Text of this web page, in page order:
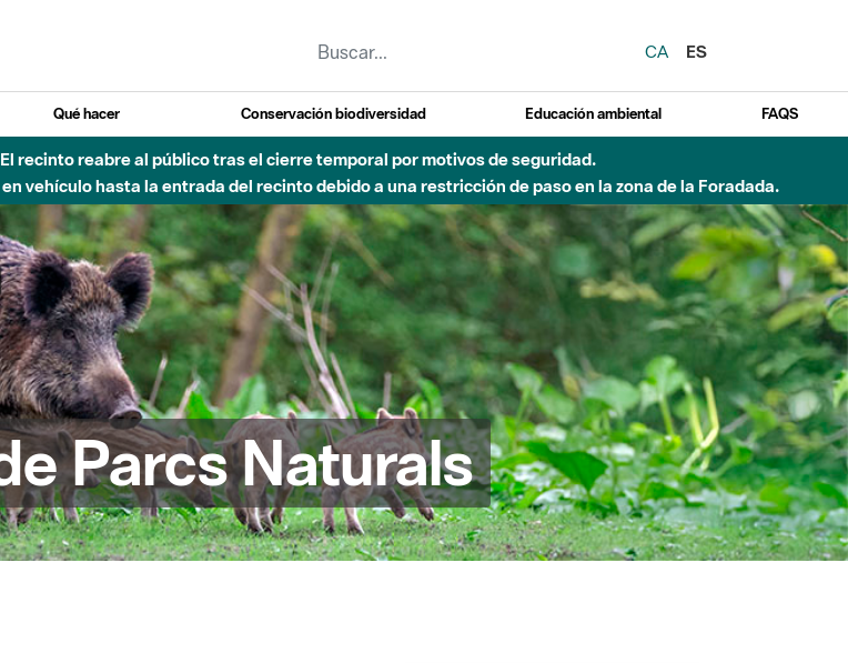
CA
ES
Qué hacer Conservación biodiversidad Educación ambiental FAQS
recinto reabre al público tras el cierre temporal por motivos de seguridad.
vehículo hasta la entrada del recinto debido a una restricción de paso en la zona de la Foradada.
Parcs Naturals